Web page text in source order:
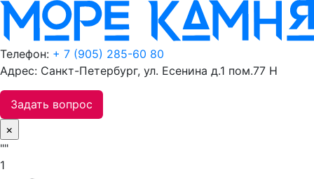
Телефон: + 7 (905) 285-60 80
Адрес: Санкт-Петербург, ул. Есенина д.1 пом.77 Н
Задать вопрос
×
""
1